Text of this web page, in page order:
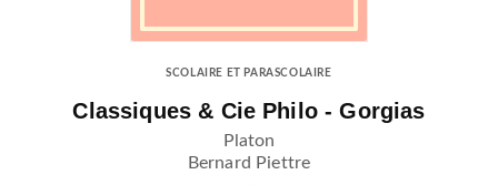
SCOLAIRE ET PARASCOLAIRE
Classiques & Cie Philo - Gorgias
Platon
Bernard Piettre